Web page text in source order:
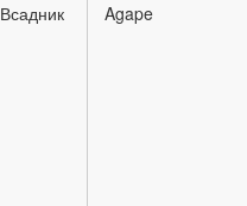
Всадник Agape